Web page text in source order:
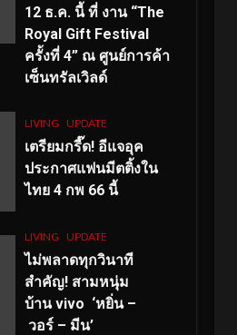
12 ธ.ค. นี้ ที่ งาน “The
Royal Gift Festival
ครั้งที่ 4” ณ ศูนย์การค้า
เซ็นทรัลเวิลด์
LIVING UPDATE
เตรียมกรี๊ด! อีแจอุค
ประกาศแฟนมีตติ้งใน
ไทย 4 กพ 66 นี้
LIVING UPDATE
ไม่พลาดทุกวินาที
สำคัญ! สามหนุ่ม
บ้าน vivo ‘หยิ่น –
วอร์ – มีน’